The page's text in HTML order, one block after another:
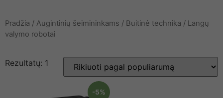
Pradžia / Augintinių šeimininkams / Buitinė technika / Langų
valymo robotai
Rezultatų: 1
-5%